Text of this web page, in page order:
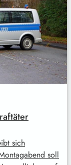
sich
soll